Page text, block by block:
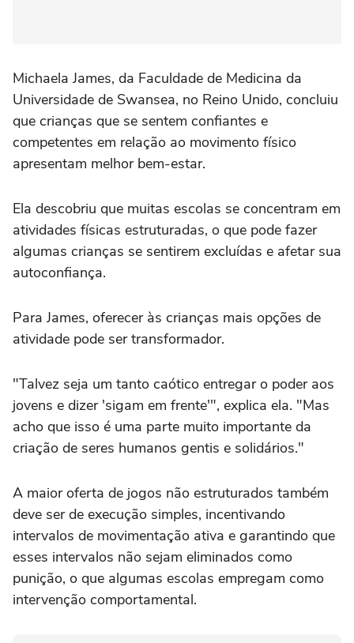
Michaela James, da Faculdade de Medicina da
Universidade de Swansea, no Reino Unido, concluiu
que crianças que se sentem confiantes e
competentes em relação ao movimento físico
apresentam melhor bem-estar.
Ela descobriu que muitas escolas se concentram em
atividades físicas estruturadas, o que pode fazer
algumas crianças se sentirem excluídas e afetar sua
autoconfiança.
Para James, oferecer às crianças mais opções de
atividade pode ser transformador.
"Talvez seja um tanto caótico entregar o poder aos
jovens e dizer 'sigam em frente'", explica ela. "Mas
acho que isso é uma parte muito importante da
criação de seres humanos gentis e solidários."
A maior oferta de jogos não estruturados também
deve ser de execução simples, incentivando
intervalos de movimentação ativa e garantindo que
esses intervalos não sejam eliminados como
punição, o que algumas escolas empregam como
intervenção comportamental.